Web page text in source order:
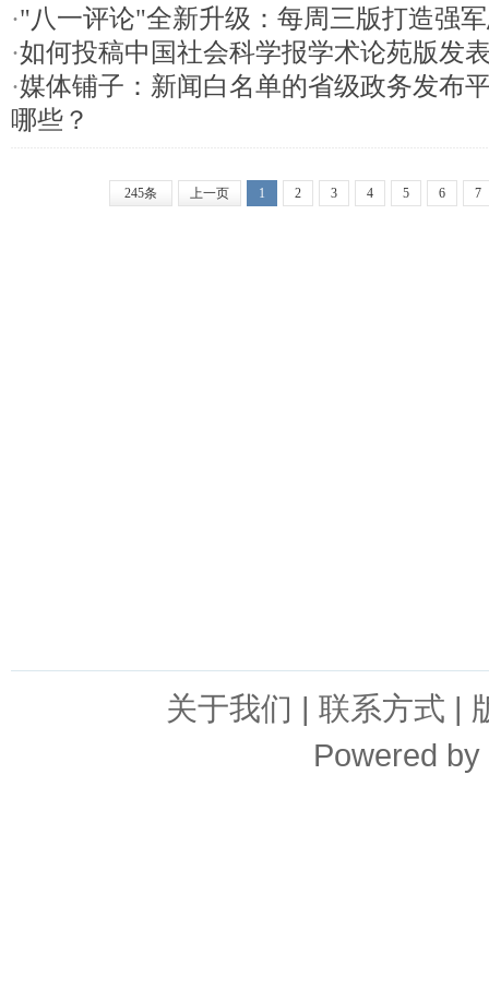
·"八一评论"全新升级：每周三版打造强
·如何投稿中国社会科学报学术论苑版发
·媒体铺子：新闻白名单的省级政务发布
哪些？
245条 上一页 1 2 3 4 5 6 7
关于我们 | 联系方式 |
Powered by